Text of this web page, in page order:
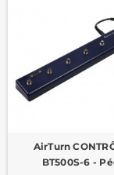
AirTurn
BT500S-6 -